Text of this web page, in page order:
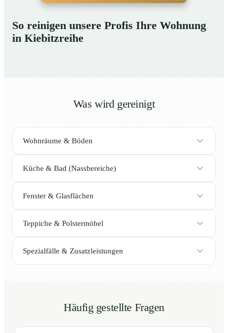
So reinigen unsere Profis Ihre Wohnung
in Kiebitzreihe
Was wird gereinigt
Wohnräume & Böden
Küche & Bad (Nassbereiche)
Fenster & Glasflächen
Teppiche & Polstermöbel
Spezialfälle & Zusatzleistungen
Häufig gestellte Fragen